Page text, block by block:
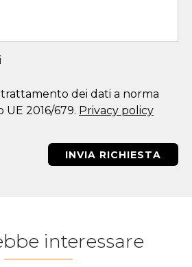
dei dati a norma
2016/679. Privacy policy
INVIA RICHIESTA
interessare